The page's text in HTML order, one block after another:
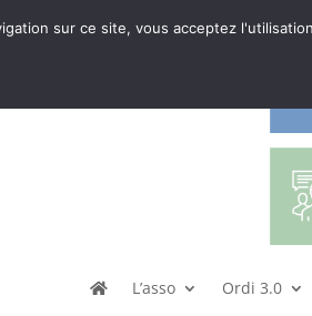
L’asso Ordi 3.0
sur ce site, vous acceptez